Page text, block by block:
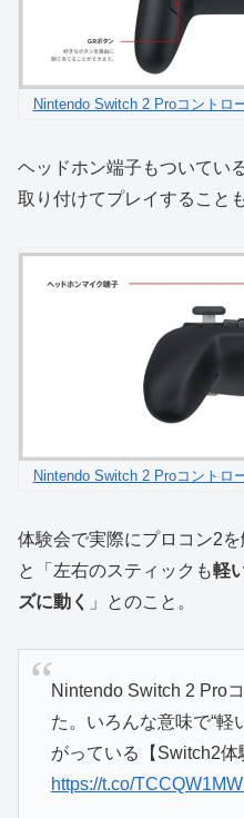
Nintendo Switch 2 Proコントロ
ヘッドホン端子もついてい
取り付けてプレイすること
Nintendo Switch 2 Proコントロ
体験会で実際にプロコン2
と「左右のスティックも軽
ズに動く
」とのこと。
Nintendo Switch 2 Pro
た。いろんな意味で“軽
がっている【Switch2体
https://t.co/